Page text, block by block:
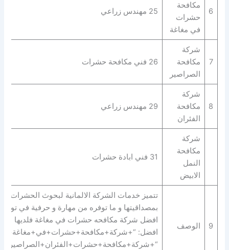
6
مكافحة
حشرات
في مغاغة
25 مهندس زراعي
7
شركة
مكافحة
الصراصير
26 فني مكافحة حشرات
8
شركة
مكافحة
الفئران
29 مهندس زراعي
شركة
مكافحة
النمل
الابيض
31 فني ابادة حشرات
9 الوصف
تتميز خدمات الشركة الالمانية لبحوث الحشرات
بمصداقيتها و ما توفره من مهارة و حرفية في توفير
افضل شركة مكافحه حشرات في مغاغة فلديها
افضل: “+شركة+مكافحة+حشرات+في+مغاغة+” |